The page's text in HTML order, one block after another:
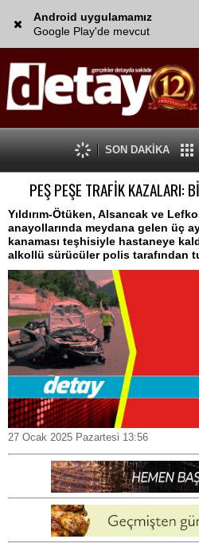
Android uygulamamız
Google Play'de mevcut
SON DAKİKA
PEŞ PEŞE TRAFİK KAZALARI:
Yıldırım-Ötüken, Alsancak ve
anayollarında meydana gelen üç
kanaması teşhisiyle hastaneye
alkollü sürücüler polis tarafından
27 Ocak 2025 Pazartesi 13:56